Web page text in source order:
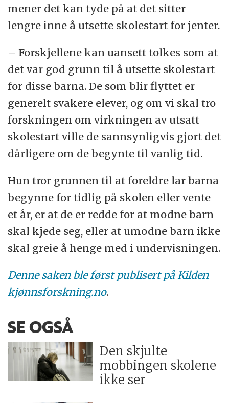
mener det kan tyde på at det sitter
lengre inne å utsette skolestart for jenter.
– Forskjellene kan uansett tolkes som at
det var god grunn til å utsette skolestart
for disse barna. De som blir flyttet er
generelt svakere elever, og om vi skal tro
forskningen om virkningen av utsatt
skolestart ville de sannsynligvis gjort det
dårligere om de begynte til vanlig tid.
Hun tror grunnen til at foreldre lar barna
begynne for tidlig på skolen eller vente
et år, er at de er redde for at modne barn
skal kjede seg, eller at umodne barn ikke
skal greie å henge med i undervisningen.
Denne saken ble først publisert på Kilden
kjønnsforskning.no.
SE OGSÅ
Den skjulte
mobbingen skolene
ikke ser